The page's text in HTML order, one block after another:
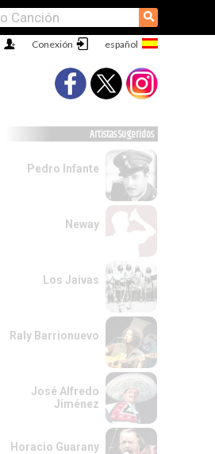
⚲
Conexión
Artistas Sugeridos
Pedro Infante
Neway
Los Jaivas
Raly Barrionuevo
José Alfredo
Jiménez
Horacio Guarany